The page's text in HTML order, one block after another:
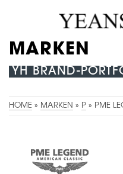
MARKEN
YH BRAND-
HOME » MARKEN » P » PME